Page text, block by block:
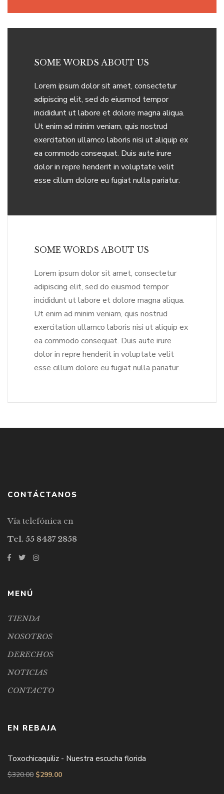
SOME WORDS ABOUT US
Lorem ipsum dolor sit amet, consectetur
adipiscing elit, sed do eiusmod tempor
incididunt ut labore et dolore magna aliqua.
Ut enim ad minim veniam, quis nostrud
exercitation ullamco laboris nisi ut aliquip ex
ea commodo consequat. Duis aute irure
dolor in repre henderit in voluptate velit
esse cillum dolore eu fugiat nulla pariatur.
SOME WORDS ABOUT US
Lorem ipsum dolor sit amet, consectetur
adipiscing elit, sed do eiusmod tempor
incididunt ut labore et dolore magna aliqua.
Ut enim ad minim veniam, quis nostrud
exercitation ullamco laboris nisi ut aliquip ex
ea commodo consequat. Duis aute irure
dolor in repre henderit in voluptate velit
esse cillum dolore eu fugiat nulla pariatur.
CONTÁCTANOS
Vía telefónica en
Tel. 55 8437 2858
MENÚ
TIENDA
NOSOTROS
DERECHOS
NOTICIAS
CONTACTO
EN REBAJA
Toxochicaquiliz - Nuestra escucha florida
$320.00 $299.00